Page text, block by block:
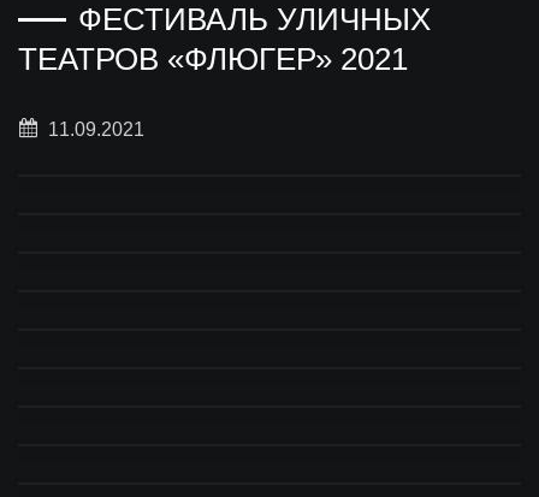
ФЕСТИВАЛЬ УЛИЧНЫХ
ТЕАТРОВ «ФЛЮГЕР» 2021
11.09.2021